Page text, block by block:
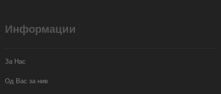
Информации
За Нас
Од Вас за нив